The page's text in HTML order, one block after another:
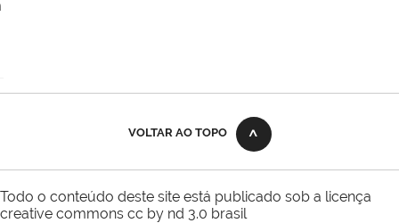
VOLTAR AO TOPO
Todo o conteúdo deste site está publicado sob a licença
creative commons cc by nd 3.0 brasil